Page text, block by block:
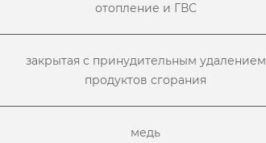
отопление и ГВС
закрытая с принудительным удалением
продуктов сгорания
медь